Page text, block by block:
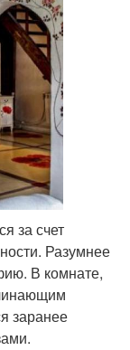
за счет
Разумнее
В комнате,
заранее